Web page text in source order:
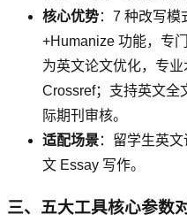
核心优势：7 种改写模
+Humanize 功能，专
为英文论文优化，专业
Crossref；支持英文全
际期刊审核。
适配场景：留学生英
文 Essay 写作。
三、五大工具核心参数